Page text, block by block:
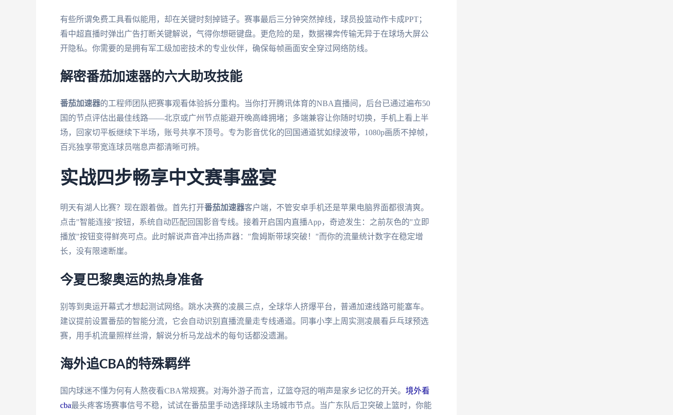
有些所谓免费工具看似能用，却在关键时刻掉链子。赛事最后三分钟突然掉线，球员投篮动作卡成PPT；
看中超直播时弹出广告打断关键解说，气得你想砸键盘。更危险的是，数据裸奔传输无异于在球场大屏公
开隐私。你需要的是拥有军工级加密技术的专业伙伴，确保每帧画面安全穿过网络防线。
解密番茄加速器的六大助攻技能
番茄加速器的工程师团队把赛事观看体验拆分重构。当你打开腾讯体育的NBA直播间，后台已通过遍布50
国的节点评估出最佳线路——北京或广州节点能避开晚高峰拥堵；多端兼容让你随时切换，手机上看上半
场，回家切平板继续下半场，账号共享不顶号。专为影音优化的回国通道犹如绿波带，1080p画质不掉帧，
百兆独享带宽连球员喘息声都清晰可辨。
实战四步畅享中文赛事盛宴
明天有湖人比赛？现在跟着做。首先打开番茄加速器客户端，不管安卓手机还是苹果电脑界面都很清爽。
点击"智能连接"按钮，系统自动匹配回国影音专线。接着开启国内直播App，奇迹发生：之前灰色的"立即
播放"按钮变得鲜亮可点。此时解说声音冲出扬声器："詹姆斯带球突破！"而你的流量统计数字在稳定增
长，没有限速断崖。
今夏巴黎奥运的热身准备
别等到奥运开幕式才想起测试网络。跳水决赛的凌晨三点，全球华人挤爆平台，普通加速线路可能塞车。
建议提前设置番茄的智能分流，它会自动识别直播流量走专线通道。同事小李上周实测凌晨看乒乓球预选
赛，用手机流量照样丝滑，解说分析马龙战术的每句话都没遗漏。
海外追CBA的特殊羁绊
国内球迷不懂为何有人熬夜看CBA常规赛。对海外游子而言，辽篮夺冠的哨声是家乡记忆的开关。 境外看
cba最头疼客场赛事信号不稳，试试在番茄里手动选择球队主场城市节点。当广东队后卫突破上篮时，你能